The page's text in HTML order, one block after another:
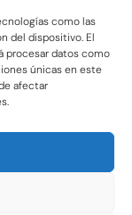
como las
del dispositivo. El
procesar datos como
únicas en este
afectar